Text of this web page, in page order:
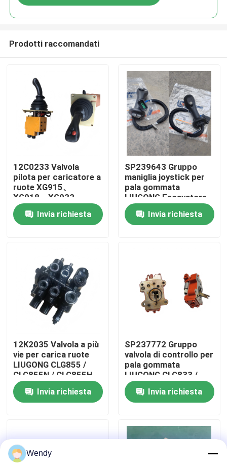
Casa
Prodotti
Circa noi
Giro della fabbrica
Contattici
Notizie
Blog
Prodotti raccomandati
12C0233 Valvola
pilota per caricatore a
ruote XG915、
XG918、XG932、
XG955、XG962、
XG982 Ricambi
Invia richiesta
SP239643 Gruppo
maniglia joystick per
pala gommata
LIUGONG Escavatore
CLG856H CLG920D、
CLG922D、CLG925D
CLG933E、CLG936D、
Invia richiesta
12K2035 Valvola a più
vie per carica ruote
LIUGONG CLG855 /
CLG855N / CLG855H
CLG856 / CLG856H
CLG50CN / CLG50C
Invia richiesta
SP237772 Gruppo
valvola di controllo per
pala gommata
LIUGONG CLG833 /
CLG833H CLG835 /
CLG835H CLG836 /
CLG836H ZL30E /
Invia richiesta
Wendy